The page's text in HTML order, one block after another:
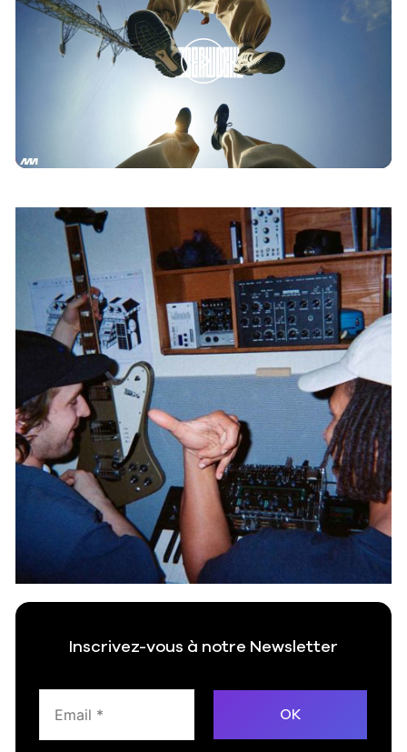
Play
Video
Inscrivez-vous à notre Newsletter